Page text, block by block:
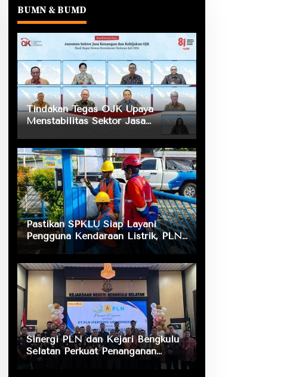
BUMN & BUMD
Tindakan Tegas OJK Upaya
Menstabilitas Sektor Jasa
Sektor Keuangan
Pastikan SPKLU Siap Layani
Pengguna Kendaraan Listrik, PLN
ULP Nusa Indah Lakukan
Daya
Sinergi PLN dan Kejari Bengkulu
Selatan Perkuat Penanganan
Masalah Hukum, Dukung Layanan